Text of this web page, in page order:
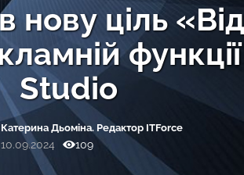
нову ціль
Studio
Катерина Дьоміна. Редактор ITForce
10.09.2024 109